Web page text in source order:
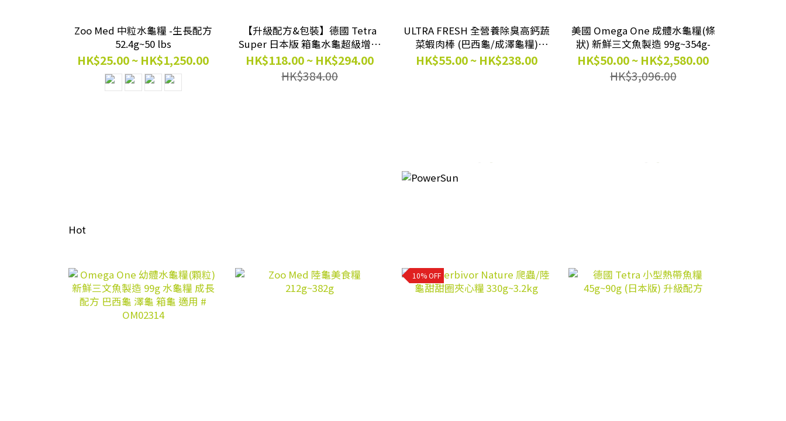
Zoo Med 中粒水龜糧 -生長配方
52.4g~50 lbs
HK$25.00 ~ HK$1,250.00
【升級配方&包裝】德國 Tetra
Super 日本版 箱龜水龜超級增色
條糧(15cm以上水龜用) 260g 大粒
# TA 76828
HK$118.00 ~ HK$294.00
HK$384.00
ULTRA FRESH 全營養除臭高鈣蔬
菜蝦肉棒 (巴西龜/成澤龜糧)
95g~1kg
HK$55.00 ~ HK$238.00
美國 Omega One 成體水龜糧(條
狀) 新鮮三文魚製造 99g~354g-
HK$50.00 ~ HK$2,580.00
HK$3,096.00
Hot
10% OFF